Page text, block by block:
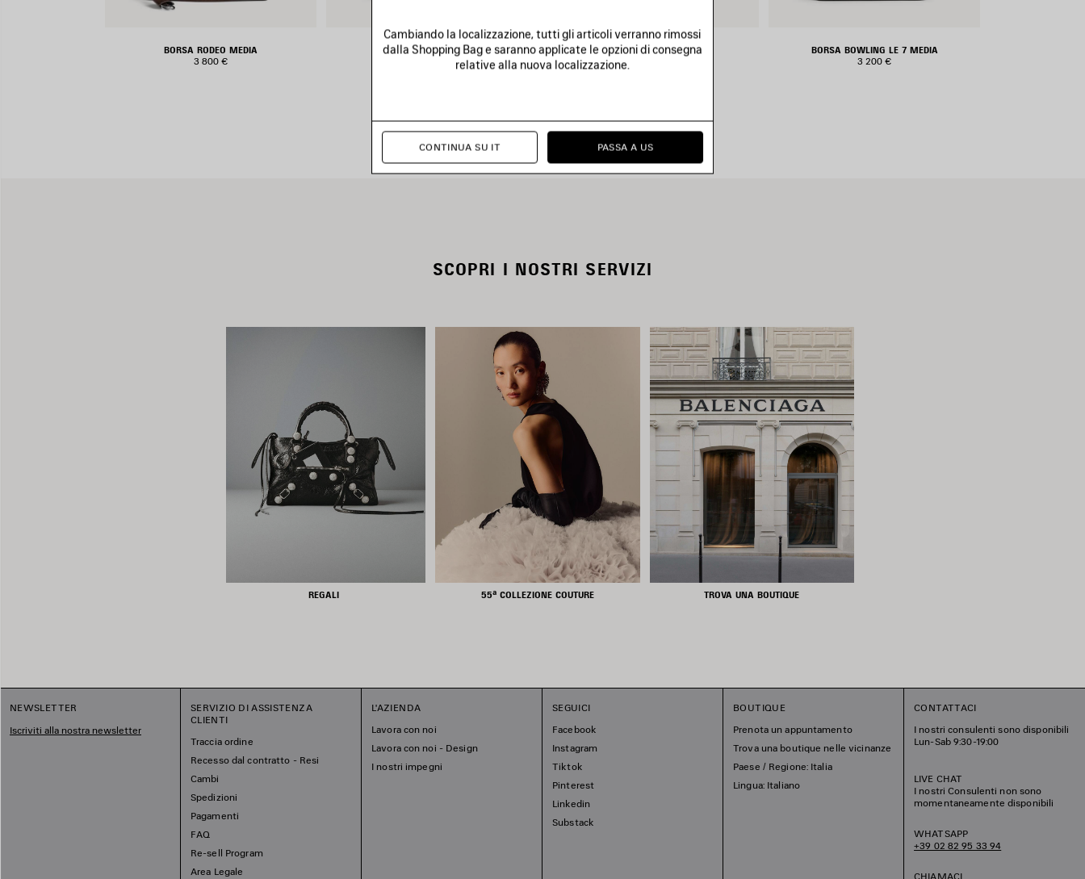
BORSA RODEO MEDIA
3 800 €
BORSA LE CITY MINI
BORSA RODEO MINI
BORSA BOWLING LE 7 MEDIA
3 200 €
SCOPRI I NOSTRI SERVIZI
REGALI 55ª COLLEZIONE COUTURE TROVA UNA BOUTIQUE
NEWSLETTER
Iscriviti alla nostra newsletter
SERVIZIO DI ASSISTENZA
CLIENTI
Traccia ordine
Recesso dal contratto - Resi
Cambi
Spedizioni
Pagamenti
FAQ
Re-sell Program
Area Legale
L'AZIENDA
Lavora con noi
Lavora con noi - Design
I nostri impegni
SEGUICI
Facebook
Instagram
Tiktok
Pinterest
Linkedin
Substack
BOUTIQUE
Prenota un appuntamento
Trova una boutique nelle vicinanze
Paese / Regione: Italia
Lingua: Italiano
CONTATTACI
I nostri consulenti sono disponibili
Lun-Sab 9:30-19:00
LIVE CHAT
I nostri Consulenti non sono
momentaneamente disponibili
WHATSAPP
+39 02 82 95 33 94
CHIAMACI
Cambiando la localizzazione, tutti gli articoli verranno rimossi
dalla Shopping Bag e saranno applicate le opzioni di consegna
relative alla nuova localizzazione.
CONTINUA SU IT PASSA A US